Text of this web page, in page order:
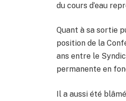
du cours d’eau
Quant à sa sortie
position de la
ans entre le
permanente en
Il a aussi été